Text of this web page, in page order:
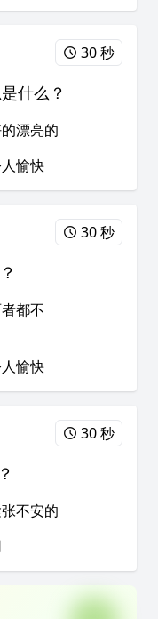
30 秒
什么？
漂亮的
愉快
30 秒
都不
愉快
30 秒
不安的